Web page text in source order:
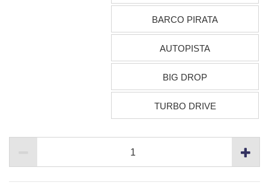
BARCO PIRATA
AUTOPISTA
BIG DROP
TURBO DRIVE